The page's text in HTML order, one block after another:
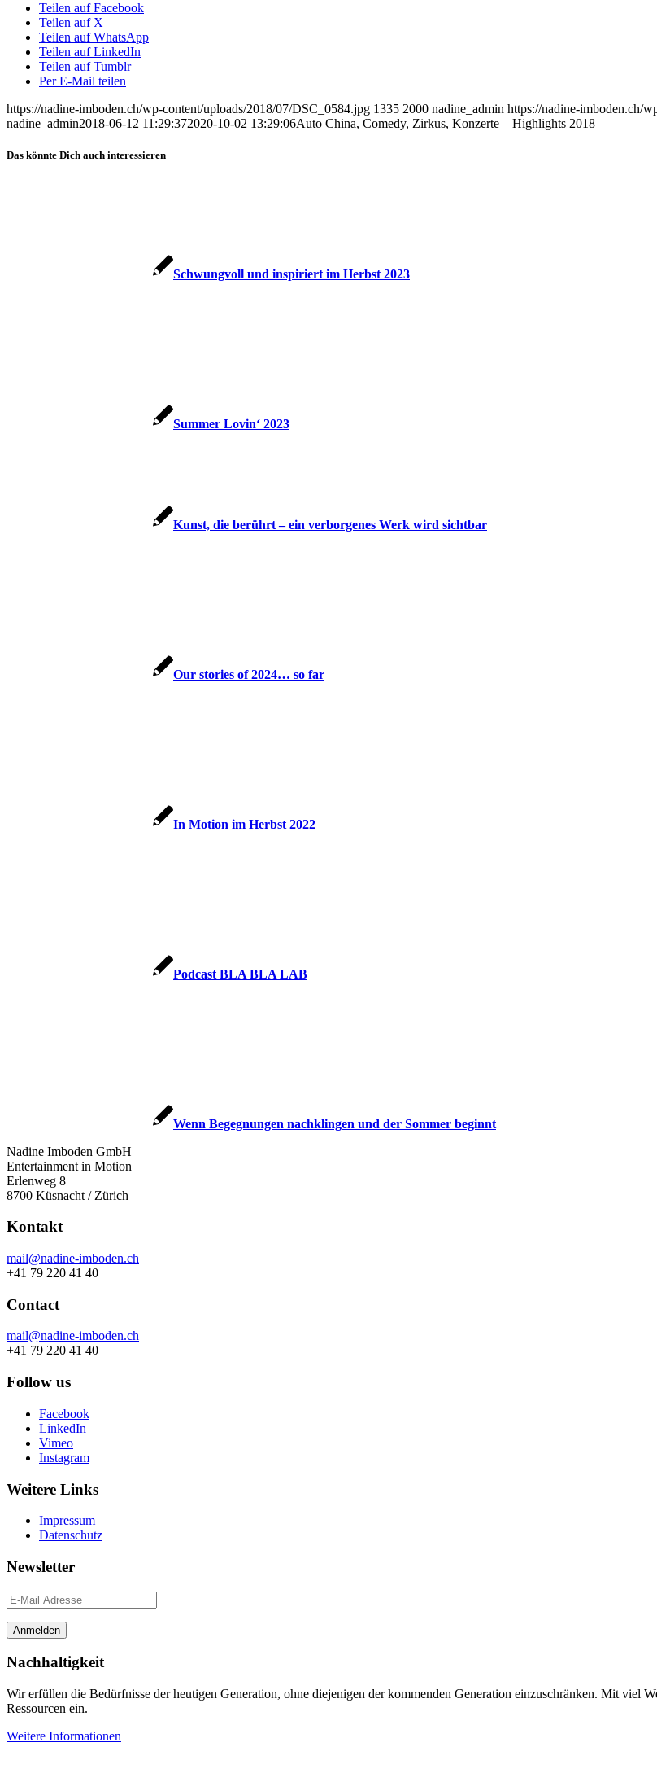
Teilen auf Facebook
Teilen auf X
Teilen auf WhatsApp
Teilen auf LinkedIn
Teilen auf Tumblr
Per E-Mail teilen
https://nadine-imboden.ch/wp-content/uploads/2018/07/DSC_0584.jpg 1335 2000 nadine_admin https://nadine-imboden.ch/
nadine_admin2018-06-12 11:29:372020-10-02 13:29:06Auto China, Comedy, Zirkus, Konzerte – Highlights 2018
Das könnte Dich auch interessieren
Schwungvoll und inspiriert im Herbst 2023
Summer Lovin‘ 2023
Kunst, die berührt – ein verborgenes Werk wird sichtbar
Our stories of 2024… so far
In Motion im Herbst 2022
Podcast BLA BLA LAB
Wenn Begegnungen nachklingen und der Sommer beginnt
Nadine Imboden GmbH
Entertainment in Motion
Erlenweg 8
8700 Küsnacht / Zürich
Kontakt
mail@nadine-imboden.ch
+41 79 220 41 40
Contact
mail@nadine-imboden.ch
+41 79 220 41 40
Follow us
Facebook
LinkedIn
Vimeo
Instagram
Weitere Links
Impressum
Datenschutz
Newsletter
Nachhaltigkeit
Wir erfüllen die Bedürfnisse der heutigen Generation, ohne diejenigen der kommenden Generation einzuschränken. Mit viel
Ressourcen ein.
Weitere Informationen